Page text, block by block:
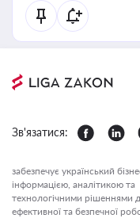
Зв'язатися:
забезпечує український
інформацією, аналітикою та
технологічними рішеннями
ефективної та безпечної